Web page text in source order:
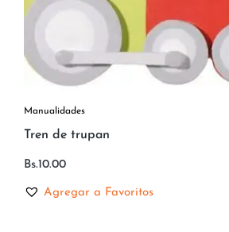
Manualidades
Tren de trupan
Bs.10.00
Agregar a Favoritos